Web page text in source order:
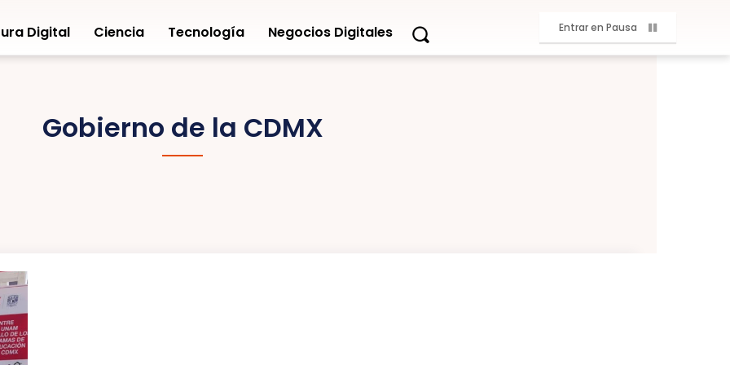
Digital Ciencia Tecnología Negocios Digitales Entrar en Pausa
Gobierno de la CDMX